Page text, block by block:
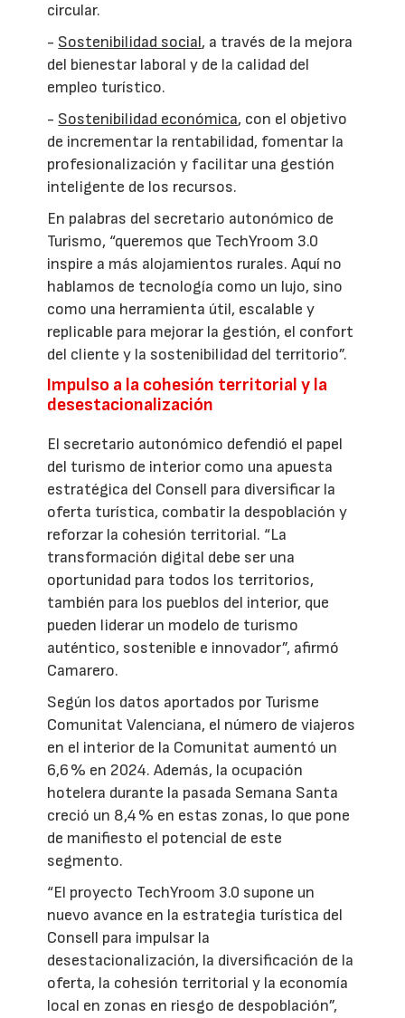
circular.
- Sostenibilidad social, a través de la mejora
del bienestar laboral y de la calidad del
empleo turístico.
- Sostenibilidad económica, con el objetivo
de incrementar la rentabilidad, fomentar la
profesionalización y facilitar una gestión
inteligente de los recursos.
En palabras del secretario autonómico de
Turismo, “queremos que TechYroom 3.0
inspire a más alojamientos rurales. Aquí no
hablamos de tecnología como un lujo, sino
como una herramienta útil, escalable y
replicable para mejorar la gestión, el confort
del cliente y la sostenibilidad del territorio”.
Impulso a la cohesión territorial y la
desestacionalización
El secretario autonómico defendió el papel
del turismo de interior como una apuesta
estratégica del Consell para diversificar la
oferta turística, combatir la despoblación y
reforzar la cohesión territorial. “La
transformación digital debe ser una
oportunidad para todos los territorios,
también para los pueblos del interior, que
pueden liderar un modelo de turismo
auténtico, sostenible e innovador”, afirmó
Camarero.
Según los datos aportados por Turisme
Comunitat Valenciana, el número de viajeros
en el interior de la Comunitat aumentó un
6,6 % en 2024. Además, la ocupación
hotelera durante la pasada Semana Santa
creció un 8,4 % en estas zonas, lo que pone
de manifiesto el potencial de este
segmento.
“El proyecto TechYroom 3.0 supone un
nuevo avance en la estrategia turística del
Consell para impulsar la
desestacionalización, la diversificación de la
oferta, la cohesión territorial y la economía
local en zonas en riesgo de despoblación”,